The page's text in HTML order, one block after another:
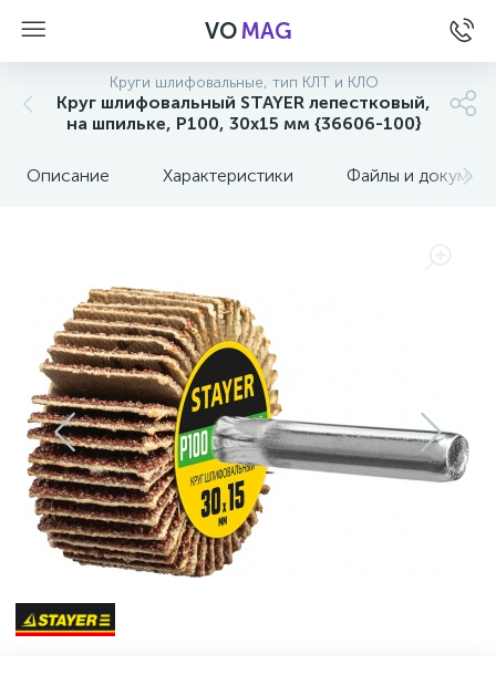
VOMAG
Круги шлифовальные, тип КЛТ и КЛО
Круг шлифовальный STAYER лепестковый,
на шпильке, P100, 30х15 мм {36606-100}
Описание Характеристики Файлы и